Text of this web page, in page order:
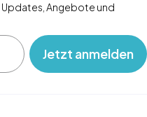
Updates, Angebote und
‎ ‎ ‎ Jetzt anmelden‎ ‎ ‎ ‎